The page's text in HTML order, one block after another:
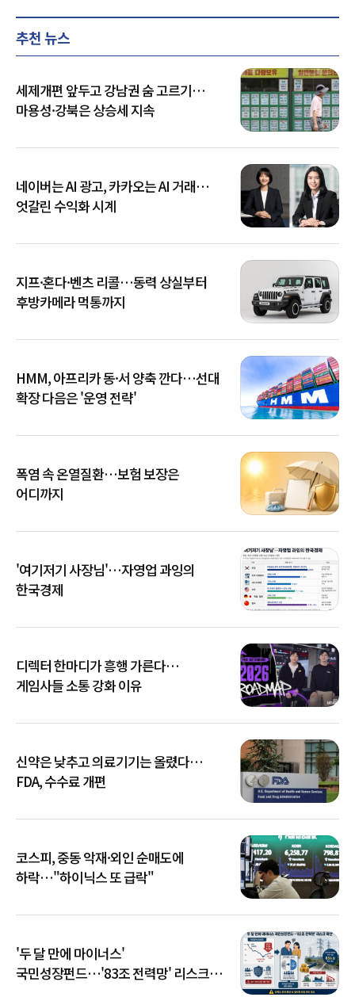
추천 뉴스
세제개편 앞두고 강남권 숨 고르기…
마용성·강북은 상승세 지속
네이버는 AI 광고, 카카오는 AI 거래…
엇갈린 수익화 시계
지프·혼다·벤츠 리콜…동력 상실부터
후방카메라 먹통까지
HMM, 아프리카 동·서 양축 깐다…선대
확장 다음은 '운영 전략'
폭염 속 온열질환…보험 보장은
어디까지
'여기저기 사장님'…자영업 과잉의
한국경제
디렉터 한마디가 흥행 가른다…
게임사들 소통 강화 이유
신약은 낮추고 의료기기는 올렸다…
FDA, 수수료 개편
코스피, 중동 악재·외인 순매도에
하락…"하이닉스 또 급락"
'두 달 만에 마이너스'
국민성장펀드…'83조 전력망' 리스크